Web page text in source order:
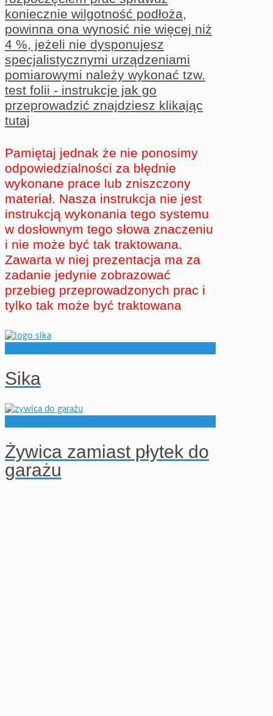
koniecznie wilgotność podłoża,
powinna ona wynosić nie więcej niż
4 %, jeżeli nie dysponujesz
specjalistycznymi urządzeniami
pomiarowymi należy wykonać tzw.
test folii - instrukcje jak go
przeprowadzić znajdziesz klikając
tutaj
Pamiętaj jednak że nie ponosimy
odpowiedzialności za błędnie
wykonane prace lub zniszczony
materiał. Nasza instrukcja nie jest
instrukcją wykonania tego systemu
w dosłownym tego słowa znaczeniu
i nie może być tak traktowana.
Zawarta w niej prezentacja ma za
zadanie jedynie zobrazować
przebieg przeprowadzonych prac i
tylko tak może być traktowana
Sika
Żywica zamiast płytek do
garażu